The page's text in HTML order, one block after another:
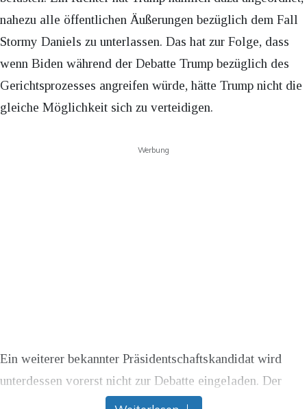
nahezu alle öffentlichen Äußerungen bezüglich dem Fall
Stormy Daniels zu unterlassen. Das hat zur Folge, dass
wenn Biden während der Debatte Trump bezüglich des
Gerichtsprozesses angreifen würde, hätte Trump nicht die
gleiche Möglichkeit sich zu verteidigen.
Werbung
Ein weiterer bekannter Präsidentschaftskandidat wird
unterdessen vorerst nicht zur Debatte eingeladen. Der
Fernsehsender CNN hat für die erste Debatte hohe